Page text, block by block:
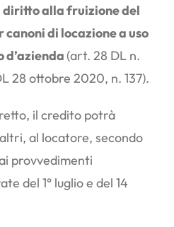
diritto alla fruizione del
di locazione a uso
(art. 28 DL n.
28 ottobre 2020, n. 137).
il credito potrà
al locatore, secondo
provvedimenti
del 1° luglio e del 14